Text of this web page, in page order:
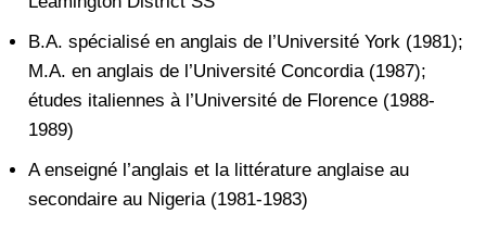
B.A. spécialisé en anglais de l’Université York (1981);
M.A. en anglais de l’Université Concordia (1987);
études italiennes à l’Université de Florence (1988-
1989)
A enseigné l’anglais et la littérature anglaise au
secondaire au Nigeria (1981-1983)